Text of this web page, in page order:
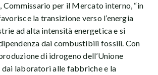
, Commissario per il Mercato interno, “in
la transizione verso l’energia
ad alta intensità energetica e si
dai combustibili fossili. Con
di idrogeno dell’Unione
dai laboratori alle fabbriche e la